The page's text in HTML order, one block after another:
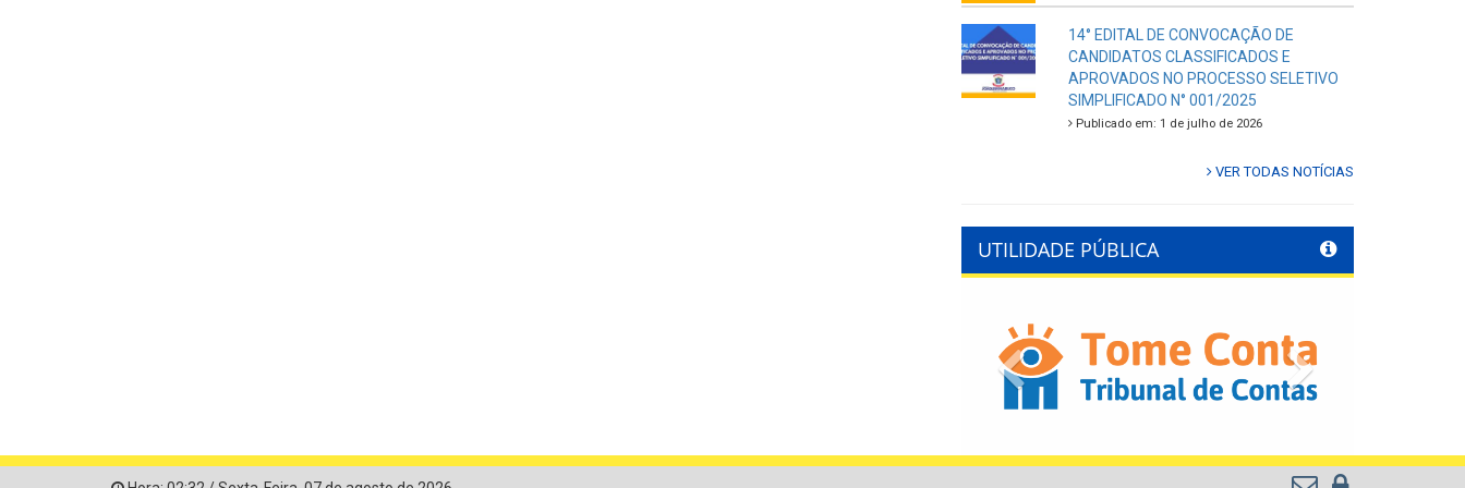
14° EDITAL DE CONVOCAÇÃO DE
CANDIDATOS CLASSIFICADOS E
APROVADOS NO PROCESSO SELETIVO
SIMPLIFICADO N° 001/2025
Publicado em: 1 de julho de 2026
VER TODAS NOTÍCIAS
UTILIDADE PÚBLICA
Previous Next